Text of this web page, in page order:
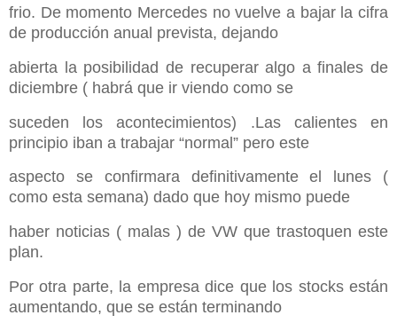
frio. De momento Mercedes no vuelve a bajar la cifra
de producción anual prevista, dejando
abierta la posibilidad de recuperar algo a finales de
diciembre ( habrá que ir viendo como se
suceden los acontecimientos) .Las calientes en
principio iban a trabajar “normal” pero este
aspecto se confirmara definitivamente el lunes (
como esta semana) dado que hoy mismo puede
haber noticias ( malas ) de VW que trastoquen este
plan.
Por otra parte, la empresa dice que los stocks están
aumentando, que se están terminando